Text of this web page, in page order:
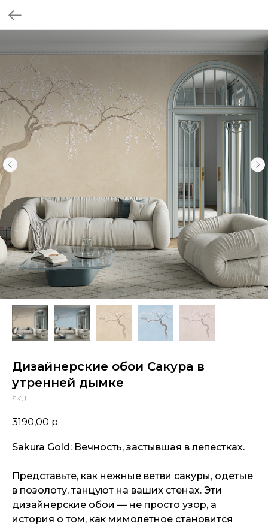
Дизайнерские обои Сакура в
утренней дымке
SKU:
3190,00 р.
Sakura Gold: Вечность, застывшая в лепестках.
Представьте, как нежные ветви сакуры, одетые
в позолоту, танцуют на ваших стенах. Эти
дизайнерские обои — не просто узор, а
история о том, как мимолетное становится